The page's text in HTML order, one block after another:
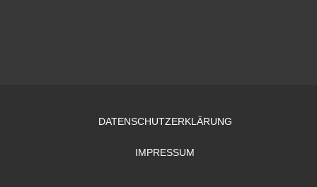
DATENSCHUTZERKLÄRUNG
IMPRESSUM